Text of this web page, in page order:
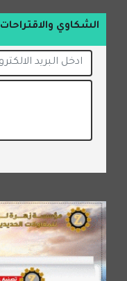
الشكاوي والاقتراحات